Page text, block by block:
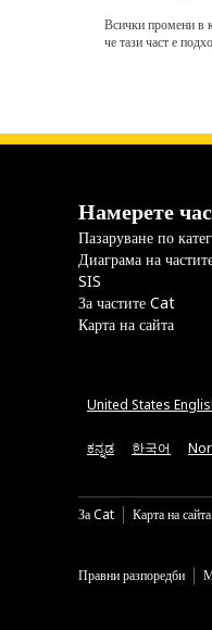
Всички промени в
че тази част е
Намерете
Пазаруване по
Диаграма на
SIS
За частите Cat
Карта на сайта
United States
ಕನ್ನಡ 한국어
За Cat Карта на сайта
Правни разпоредби